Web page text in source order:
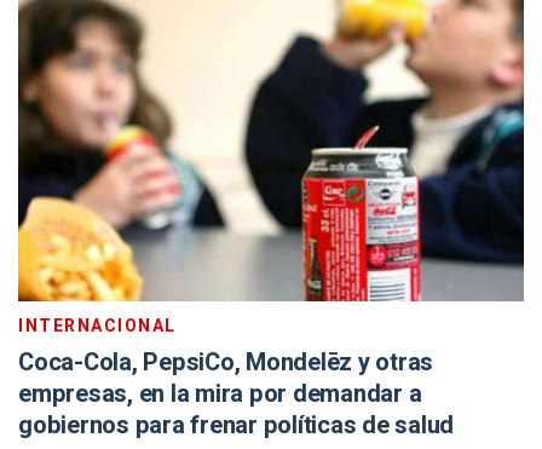
INTERNACIONAL
Coca-Cola, PepsiCo, Mondelēz y otras
empresas, en la mira por demandar a
gobiernos para frenar políticas de salud